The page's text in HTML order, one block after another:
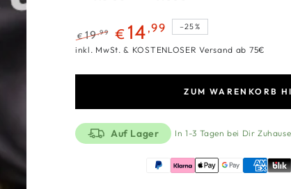
Regulärer
€ 19,99
Verkaufspreis
€ 14 ,99 –25%
inkl. MwSt. & KOSTENLOSER Versand ab 75€
ZUM WARENKORB
Auf Lager In 1-3 Tagen bei Dir Zuhause